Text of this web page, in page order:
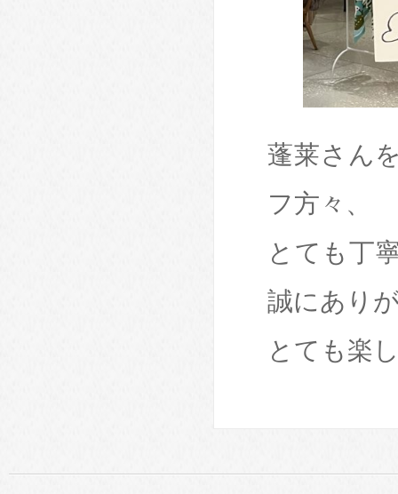
蓬莱さん
フ方々、
とても丁
誠にあり
とても楽